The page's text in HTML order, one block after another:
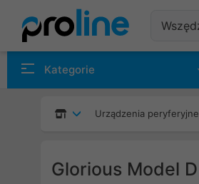
Kategorie
Urządzenia
Glorious Model